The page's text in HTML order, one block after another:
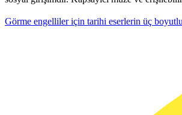
Görme engelliler için tarihi eserlerin üç